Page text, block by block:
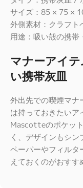
サイズ：85 × 75 ×
外側素材：クラフト
用途：吸い殻の携帯
マナーアイ
い携帯灰皿
外出先での喫煙マナ
は持っておきたいア
Mascotteのポケッ
く、デザインもシン
ペーパーやフィルタ
えておくのがおすす